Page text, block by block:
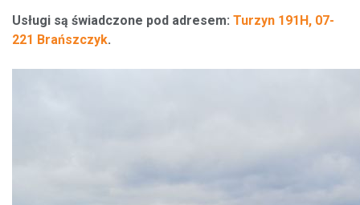
Usługi są świadczone pod adresem: Turzyn 191H, 07-
221 Brańszczyk.